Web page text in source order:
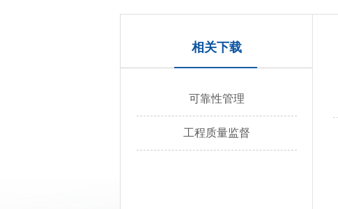
相关下载
可靠性管理
工程质量监督